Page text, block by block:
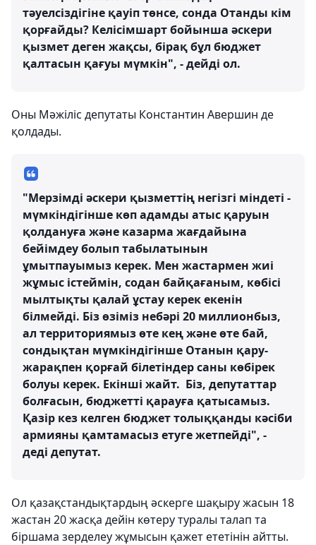
тәуелсіздігіне қауіп төнсе, сонда Отанды кім
қорғайды? Келісімшарт бойынша әскери
қызмет деген жақсы, бірақ бұл бюджет
қалтасын қағуы мүмкін", - дейді ол.
Оны Мәжіліс депутаты Константин Авершин де
қолдады.
"Мерзімді әскери қызметтің негізгі міндеті -
мүмкіндігінше көп адамды атыс қаруын
қолдануға және казарма жағдайына
бейімдеу болып табылатынын
ұмытпауымыз керек. Мен жастармен жиі
жұмыс істеймін, содан байқағаным, көбісі
мылтықты қалай ұстау керек екенін
білмейді. Біз өзіміз небәрі 20 миллионбыз,
ал территориямыз өте кең және өте бай,
сондықтан мүмкіндігінше Отанын қару-
жарақпен қорғай білетіндер саны көбірек
болуы керек. Екінші жайт. Біз, депутаттар
болғасын, бюджетті қарауға қатысамыз.
Қазір кез келген бюджет толыққанды кәсіби
армияны қамтамасыз етуге жетпейді", -
деді депутат.
Ол қазақстандықтардың әскерге шақыру жасын 18
жастан 20 жасқа дейін көтеру туралы талап та
біршама зерделеу жұмысын қажет ететінін айтты.